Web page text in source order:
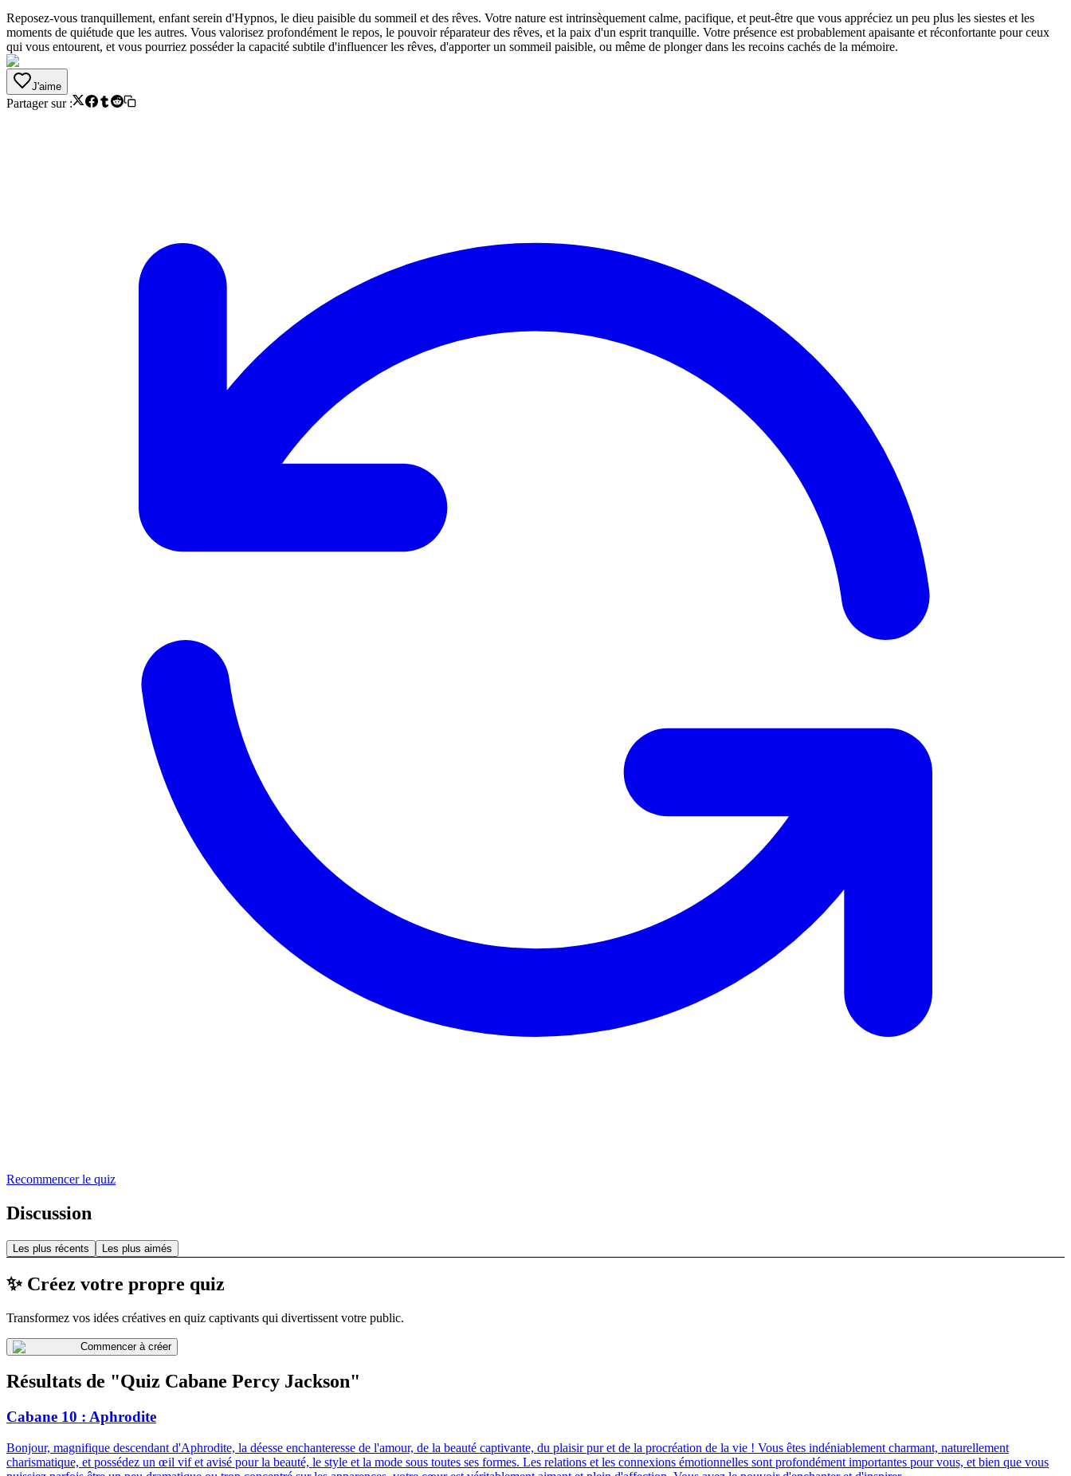
Reposez-vous tranquillement, enfant serein d'Hypnos, le dieu paisible du sommeil et des rêves. Votre nature est intrinsèquement calme, pacifique, et peut-être que vous appréciez un peu plus les siestes et les
moments de quiétude que les autres. Vous valorisez profondément le repos, le pouvoir réparateur des rêves, et la paix d'un esprit tranquille. Votre présence est probablement apaisante et réconfortante pour ceux
qui vous entourent, et vous pourriez posséder la capacité subtile d'influencer les rêves, d'apporter un sommeil paisible, ou même de plonger dans les recoins cachés de la mémoire.
J'aime
Partager sur :
Recommencer le quiz
Discussion
Les plus récents Les plus aimés
✨ Créez votre propre quiz
Transformez vos idées créatives en quiz captivants qui divertissent votre public.
Commencer à créer
Résultats de "Quiz Cabane Percy Jackson"
Cabane 10 : Aphrodite
Bonjour, magnifique descendant d'Aphrodite, la déesse enchanteresse de l'amour, de la beauté captivante, du plaisir pur et de la procréation de la vie ! Vous êtes indéniablement charmant, naturellement
charismatique, et possédez un œil vif et avisé pour la beauté, le style et la mode sous toutes ses formes. Les relations et les connexions émotionnelles sont profondément importantes pour vous, et bien que vous